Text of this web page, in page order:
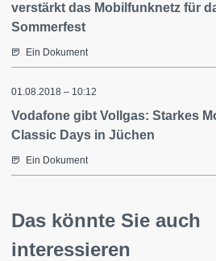
verstärkt das Mobilfunknetz für
Sommerfest
Ein Dokument
01.08.2018 – 10:12
Vodafone gibt Vollgas: Starkes
Classic Days in Jüchen
Ein Dokument
Das könnte Sie auch
interessieren